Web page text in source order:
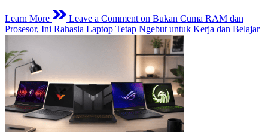
Learn More Leave a Comment on Bukan Cuma RAM dan
Prosesor, Ini Rahasia Laptop Tetap Ngebut untuk Kerja dan Belajar